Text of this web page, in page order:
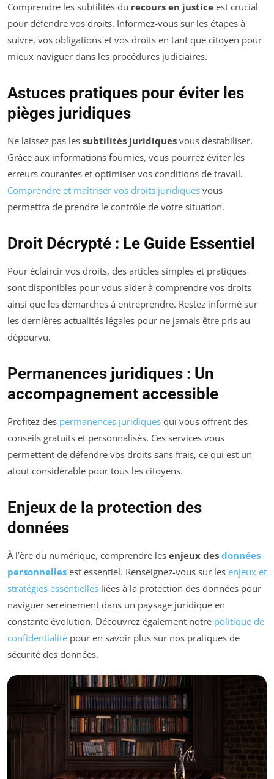
Comprendre les subtilités du recours en justice est crucial
pour défendre vos droits. Informez-vous sur les étapes à
suivre, vos obligations et vos droits en tant que citoyen pour
mieux naviguer dans les procédures judiciaires.
Astuces pratiques pour éviter les
pièges juridiques
Ne laissez pas les subtilités juridiques vous déstabiliser.
Grâce aux informations fournies, vous pourrez éviter les
erreurs courantes et optimiser vos conditions de travail.
Comprendre et maîtriser vos droits juridiques vous
permettra de prendre le contrôle de votre situation.
Droit Décrypté : Le Guide Essentiel
Pour éclaircir vos droits, des articles simples et pratiques
sont disponibles pour vous aider à comprendre vos droits
ainsi que les démarches à entreprendre. Restez informé sur
les dernières actualités légales pour ne jamais être pris au
dépourvu.
Permanences juridiques : Un
accompagnement accessible
Profitez des permanences juridiques qui vous offrent des
conseils gratuits et personnalisés. Ces services vous
permettent de défendre vos droits sans frais, ce qui est un
atout considérable pour tous les citoyens.
Enjeux de la protection des
données
À l’ère du numérique, comprendre les enjeux des données
personnelles est essentiel. Renseignez-vous sur les enjeux et
stratégies essentielles liées à la protection des données pour
naviguer sereinement dans un paysage juridique en
constante évolution. Découvrez également notre politique de
confidentialité pour en savoir plus sur nos pratiques de
sécurité des données.